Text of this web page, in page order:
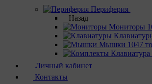
Периферия
Назад
Мониторы
Мышки 1047
Личный кабинет
Контакты